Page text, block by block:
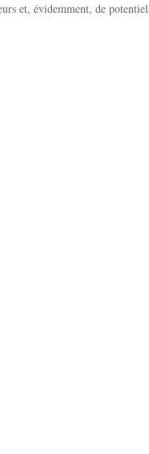
et, évidemment, de